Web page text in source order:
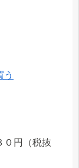
う
０円（税抜